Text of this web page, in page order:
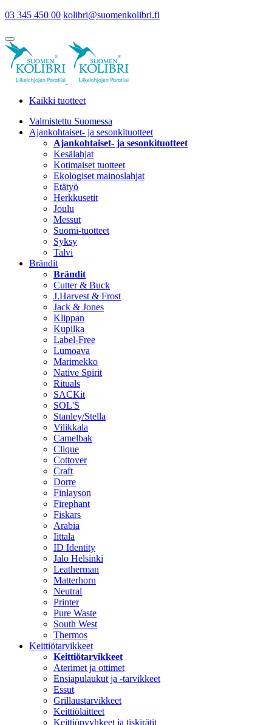
03 345 450 00 kolibri@suomenkolibri.fi
Kaikki tuotteet
Valmistettu Suomessa
Ajankohtaiset- ja sesonkituotteet
Ajankohtaiset- ja sesonkituotteet
Kesälahjat
Kotimaiset tuotteet
Ekologiset mainoslahjat
Etätyö
Herkkusetit
Joulu
Messut
Suomi-tuotteet
Syksy
Talvi
Brändit
Brändit
Cutter & Buck
J.Harvest & Frost
Jack & Jones
Klippan
Kupilka
Label-Free
Lumoava
Marimekko
Native Spirit
Rituals
SACKit
SOL'S
Stanley/Stella
Vilikkala
Camelbak
Clique
Cottover
Craft
Dorre
Finlayson
Firephant
Fiskars
Arabia
Iittala
ID Identity
Jalo Helsinki
Leatherman
Matterhorn
Neutral
Printer
Pure Waste
South West
Thermos
Keittiötarvikkeet
Keittiötarvikkeet
Aterimet ja ottimet
Ensiapulaukut ja -tarvikkeet
Essut
Grillaustarvikkeet
Keittiölaitteet
Keittiöpyyhkeet ja tiskirätit